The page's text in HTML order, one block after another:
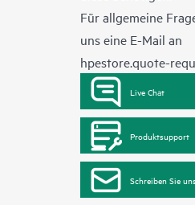
Für allgemeine
uns eine E-Mail an
hpestore.quote-
Live Chat
Produktsupport
Schreiben Sie